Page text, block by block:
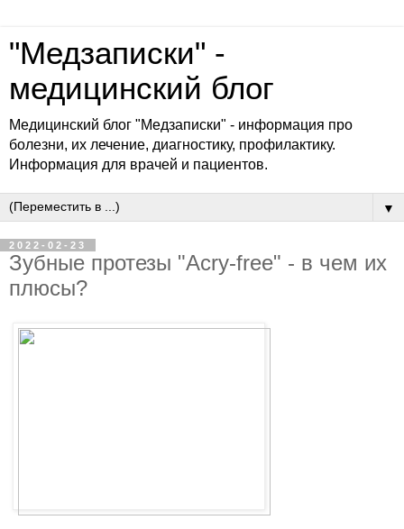
"Медзаписки" -
медицинский блог
Медицинский блог "Медзаписки" - информация про
болезни, их лечение, диагностику, профилактику.
Информация для врачей и пациентов.
▼
2022-02-23
Зубные протезы "Acry-free" - в чем их
плюсы?